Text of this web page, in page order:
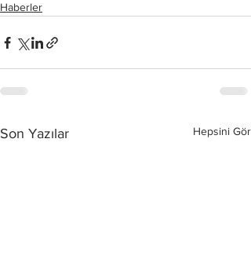
Haberler
Son Yazılar Hepsini Gör